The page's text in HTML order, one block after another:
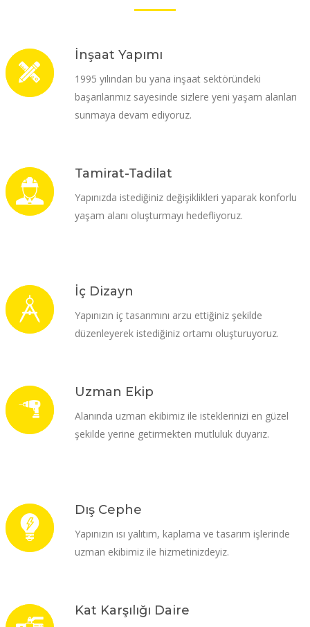
İnşaat Yapımı
1995 yılından bu yana inşaat sektöründeki
başarılarımız sayesinde sizlere yeni yaşam alanları
sunmaya devam ediyoruz.
Tamirat-Tadilat
Yapınızda istediğiniz değişiklikleri yaparak konforlu
yaşam alanı oluşturmayı hedefliyoruz.
İç Dizayn
Yapınızın iç tasarımını arzu ettiğiniz şekilde
düzenleyerek istediğiniz ortamı oluşturuyoruz.
Uzman Ekip
Alanında uzman ekibimiz ile isteklerinizi en güzel
şekilde yerine getirmekten mutluluk duyarız.
Dış Cephe
Yapınızın ısı yalıtım, kaplama ve tasarım işlerinde
uzman ekibimiz ile hizmetinizdeyiz.
Kat Karşılığı Daire